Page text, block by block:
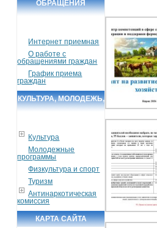
ОБРАЩЕНИЯ
Интернет приемная
О работе с
обращениями граждан
График приема
граждан
КУЛЬТУРА, МОЛОДЕЖЬ,
Культура
Молодежные
программы
Физкультура и спорт
Туризм
Антинаркотическая
комиссия
КАРТА САЙТА